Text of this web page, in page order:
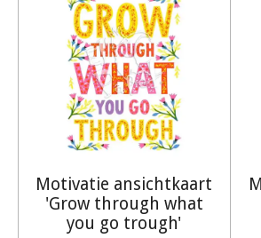
Motivatie ansichtkaart
'Grow through what
you go trough'